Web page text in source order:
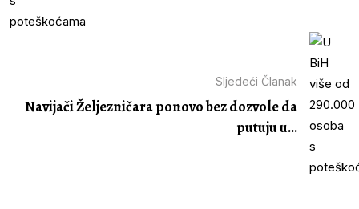
Sljedeći Članak
Navijači Željezničara ponovo bez dozvole da
putuju u...